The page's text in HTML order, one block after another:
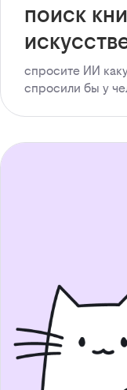
поиск
спросите ИИ
спросили бы у